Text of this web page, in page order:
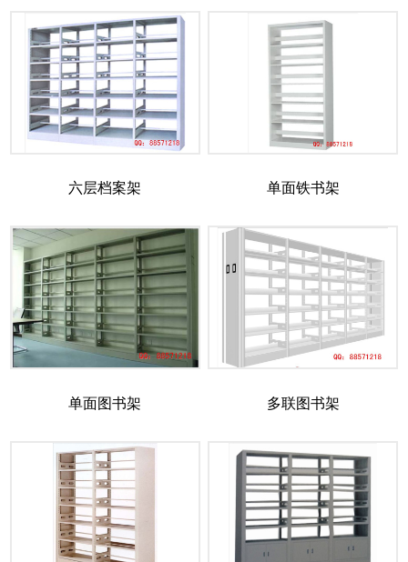
六层档案架 单面铁书架
单面图书架 多联图书架